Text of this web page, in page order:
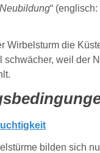
“ (englisch:
Wirbelsturm die
schwächer, weil der
bilden sich